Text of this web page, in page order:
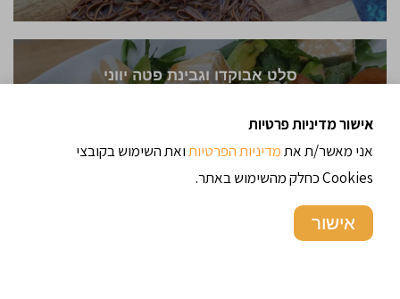
סלט אבוקדו וגבינת פטה יווני
אישור מדיניות פרטיות
אני מאשר/ת אתמדיניות הפרטיותואת השימוש בקובצי
Cookies כחלק מהשימוש באתר.
אישור